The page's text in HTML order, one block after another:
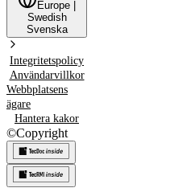
Europe
Swedish
Svenska
Integritetspolicy
Användarvillkor
Webbplatsens
ägare
Hantera kakor
©Copyright